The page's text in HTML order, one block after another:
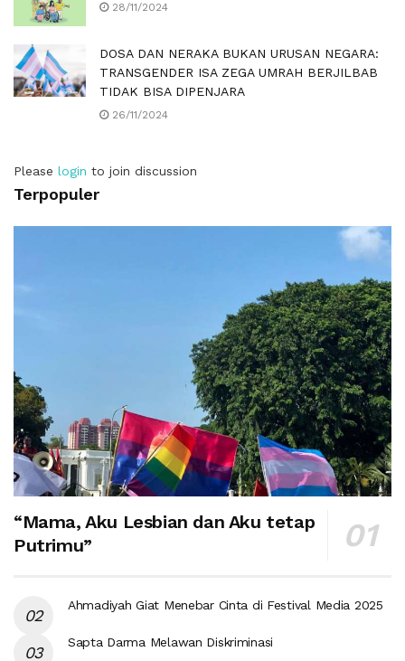
28/11/2024
DOSA DAN NERAKA BUKAN URUSAN NEGARA:
TRANSGENDER ISA ZEGA UMRAH BERJILBAB
TIDAK BISA DIPENJARA
26/11/2024
Please login to join discussion
Terpopuler
“Mama, Aku Lesbian dan Aku tetap
Putrimu”
Ahmadiyah Giat Menebar Cinta di Festival Media 2025
Sapta Darma Melawan Diskriminasi